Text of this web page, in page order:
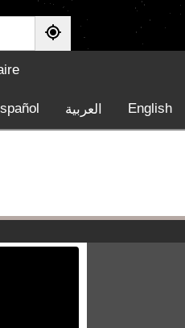
English العربية